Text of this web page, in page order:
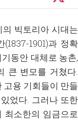
의 빅토리아 시대는
1901)과 정확
동안 대체로 농촌,
큰 변모를 거쳤다.
고용 기회들이 만들
었다. 그러나 또한
최소한의 임금으로